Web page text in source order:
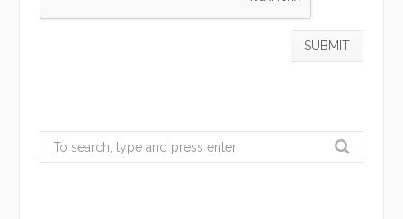
Search
for: